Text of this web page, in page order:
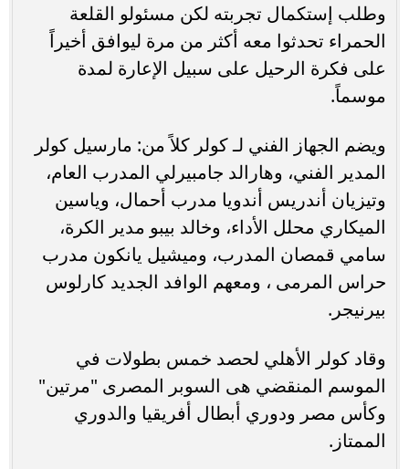
وطلب إستكمال تجربته لكن مسئولو القلعة
الحمراء تحدثوا معه أكثر من مرة ليوافق أخيراً
على فكرة الرحيل على سبيل الإعارة لمدة
موسماً.
ويضم الجهاز الفني لـ كولر كلاً من: مارسيل كولر
المدير الفني، وهارالد جامبيرلي المدرب العام،
وتيزيان أندريس أندويا مدرب أحمال، وياسين
الميكاري محلل الأداء، وخالد بيبو مدير الكرة،
سامي قمصان المدرب، وميشيل يانكون مدرب
حراس المرمى ، ومعهم الوافد الجديد كارلوس
بيرنيجر.
وقاد كولر الأهلي لحصد خمس بطولات في
الموسم المنقضي هى السوبر المصرى "مرتين"
وكأس مصر ودوري أبطال أفريقيا والدوري
الممتاز.